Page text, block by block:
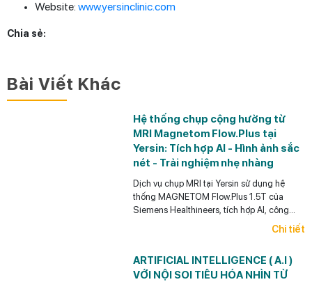
Website: www.yersinclinic.com
Chia sẻ:
Bài Viết Khác
Hệ thống chụp cộng hưởng từ
MRI Magnetom Flow.Plus tại
Yersin: Tích hợp AI - Hình ảnh sắc
nét - Trải nghiệm nhẹ nhàng
Dịch vụ chụp MRI tại Yersin sử dụng hệ
thống MAGNETOM Flow.Plus 1.5T của
Siemens Healthineers, tích hợp AI, công
nghệ Deep Resolve, khử tiếng ồn và tối ưu
Chi tiết
ARTIFICIAL INTELLIGENCE ( A.I )
VỚI NỘI SOI TIÊU HÓA NHÌN TỪ